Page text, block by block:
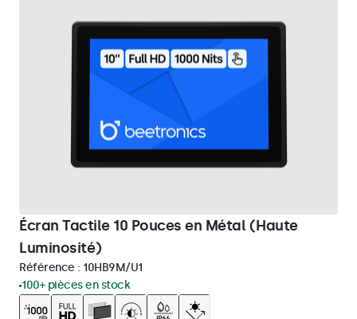
Écran Tactile 10 Pouces en Métal (Haute
Luminosité)
Référence : 10HB9M/U1
100+ pièces en stock